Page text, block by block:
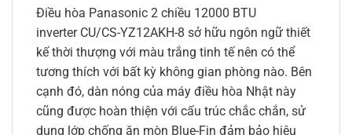
Điều hòa Panasonic 2 chiều 12000 BTU
inverter CU/CS-YZ12AKH-8 sở hữu ngôn ngữ thiết
kế thời thượng với màu trắng tinh tế nên có thể
tương thích với bất kỳ không gian phòng nào. Bên
cạnh đó, dàn nóng của máy điều hòa Nhật này
cũng được hoàn thiện với cấu trúc chắc chắn, sử
dụng lớp chống ăn mòn Blue-Fin đảm bảo hiệu